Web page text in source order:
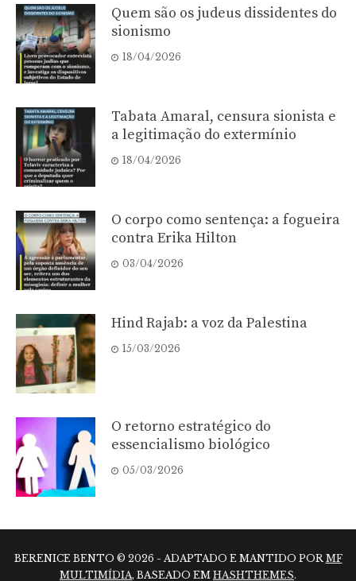
Quem são os judeus dissidentes do
sionismo
18/04/2026
Tabata Amaral, censura sionista e
a legitimação do extermínio
18/04/2026
O corpo como sentença: a fogueira
contra Erika Hilton
03/04/2026
Hind Rajab: a voz da Palestina
15/03/2026
O retorno estratégico do
essencialismo biológico
05/03/2026
BERENICE BENTO © 2026 - ADAPTADO E MANTIDO POR MF
MULTIMÍDIA, BASEADO EM HASHTHEMES.